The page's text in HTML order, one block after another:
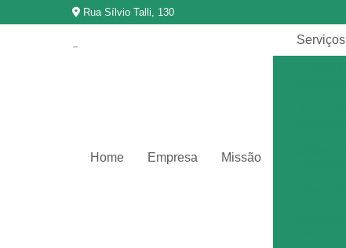
Rua Sílvio Talli, 130
Home Empresa Missão
Serviços